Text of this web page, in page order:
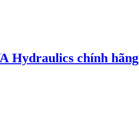
Hydraulics chính hãng